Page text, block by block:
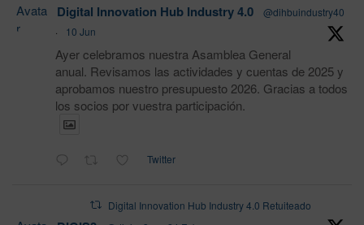
Avata
r
Digital Innovation Hub Industry 4.0
@dihbuindustry40
·
10 Jun
Ayer celebramos nuestra Asamblea General
anual. Revisamos las actividades y cuentas de 2025 y
aprobamos nuestro presupuesto 2026. Gracias a todos
los socios por vuestra participación.
Twitter
Digital Innovation Hub Industry 4.0 Retuiteado